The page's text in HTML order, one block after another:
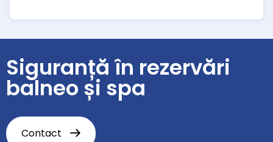
Siguranță în rezervări
balneo și spa
Contact